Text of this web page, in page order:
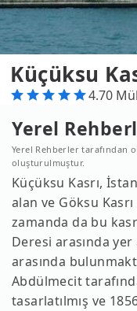
Küçüksu
4.70
Yerel
Yerel Rehberler tarafından
oluşturulmuştur.
Küçüksu Kasrı,
alan ve Göksu
zamanda da bu
Deresi arasında
arasında
Abdülmecit
tasarlatılmış ve